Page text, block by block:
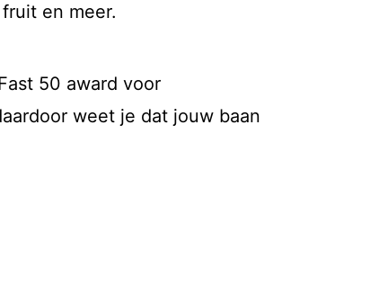
en meer.
50 award voor
weet je dat jouw baan